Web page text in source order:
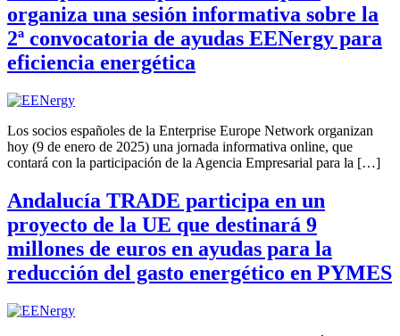
organiza una sesión informativa sobre la
2ª convocatoria de ayudas EENergy para
eficiencia energética
Los socios españoles de la Enterprise Europe Network organizan
hoy (9 de enero de 2025) una jornada informativa online, que
contará con la participación de la Agencia Empresarial para la […]
Andalucía TRADE participa en un
proyecto de la UE que destinará 9
millones de euros en ayudas para la
reducción del gasto energético en PYMES